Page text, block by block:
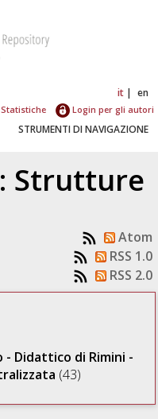
it en
Statistiche Login per gli autori
STRUMENTI DI NAVIGAZIONE
Strutture
Atom
RSS 1.0
RSS 2.0
- Didattico di Rimini -
(43)